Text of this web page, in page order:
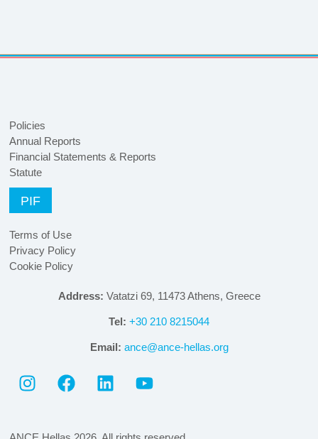
Policies
Annual Reports
Financial Statements & Reports
Statute
PIF
Terms of Use
Privacy Policy
Cookie Policy
Address: Vatatzi 69, 11473 Athens, Greece
Tel: +30 210 8215044
Email: ance@ance-hellas.org